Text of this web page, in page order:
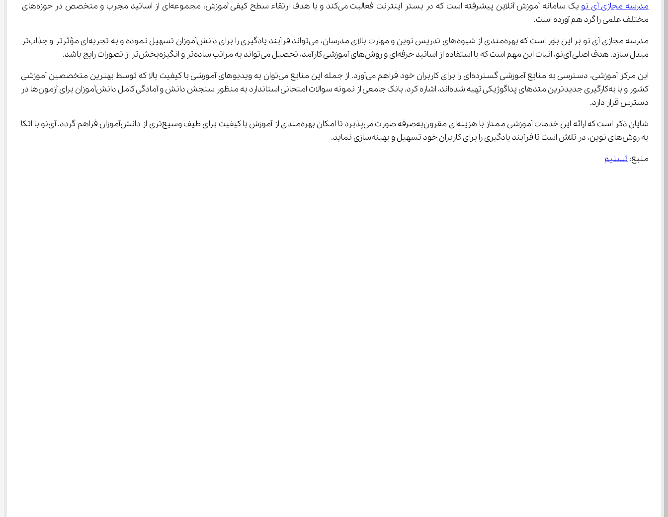
مدرسه مجازی آی ‌نو
یک سامانه آموزش آنلاین پیشرفته است که در بستر اینترنت فعالیت می‌کند و با هدف ارتقاء سطح کیفی آموزش، مجموعه‌ای از اساتید مجرب و متخصص در حوزه‌های
مختلف علمی را گرد هم آورده است.
مدرسه مجازی آی نو بر این باور است که بهره‌مندی از شیوه‌های تدریس نوین و مهارت بالای مدرسان، می‌تواند فرآیند یادگیری را برای دانش‌آموزان تسهیل نموده و به تجربه‌ای مؤثرتر و جذاب‌تر
مبدل سازد. هدف اصلی آی‌نو، اثبات این مهم است که با استفاده از اساتید حرفه‌ای و روش‌های آموزشی کارآمد، تحصیل می‌تواند به مراتب ساده‌تر و انگیزه‌بخش‌تر از تصورات رایج باشد.
این مرکز آموزشی، دسترسی به منابع آموزشی گسترده‌ای را برای کاربران خود فراهم می‌آورد. از جمله این منابع می‌توان به ویدیوهای آموزشی با کیفیت بالا که توسط بهترین متخصصین آموزشی
کشور و با به‌کارگیری جدیدترین متدهای پداگوژیکی تهیه شده‌اند، اشاره کرد. بانک جامعی از نمونه سوالات امتحانی استاندارد به منظور سنجش دانش و آمادگی کامل دانش‌آموزان برای آزمون‌ها در
دسترس قرار دارد.
شایان ذکر است که ارائه این خدمات آموزشی ممتاز با هزینه‌ای مقرون‌به‌صرفه صورت می‌پذیرد تا امکان بهره‌مندی از آموزش با کیفیت برای طیف وسیع‌تری از دانش‌آموزان فراهم گردد. آی‌نو با اتکا
به روش‌های نوین، در تلاش است تا فرآیند یادگیری را برای کاربران خود تسهیل و بهینه‌سازی نماید.
منبع: تسنیم